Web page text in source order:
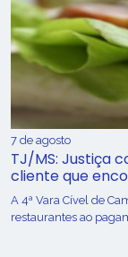
7 de agosto
TJ/MS: Justiça
cliente que
A 4ª Vara Cível de
restaurantes ao